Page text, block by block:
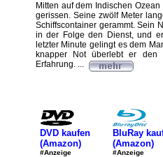
Mitten auf dem Indischen
gerissen. Seine zwölf Meter
Schiffscontainer gerammt. Sein
in der Folge den Dienst, und
letzter Minute gelingt es dem
knapper Not überlebt er den
Erfahrung. ...
DVD kaufen
(Amazon)
#Anzeige
BluRay
(Amazon)
#Anzeige